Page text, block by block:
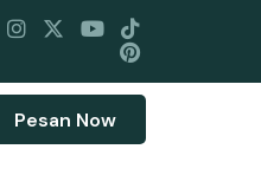
Pesan Now